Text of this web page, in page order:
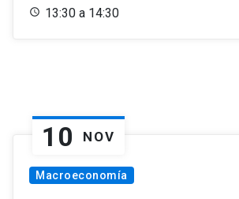
13:30 a 14:30
10 NOV
Macroeconomía